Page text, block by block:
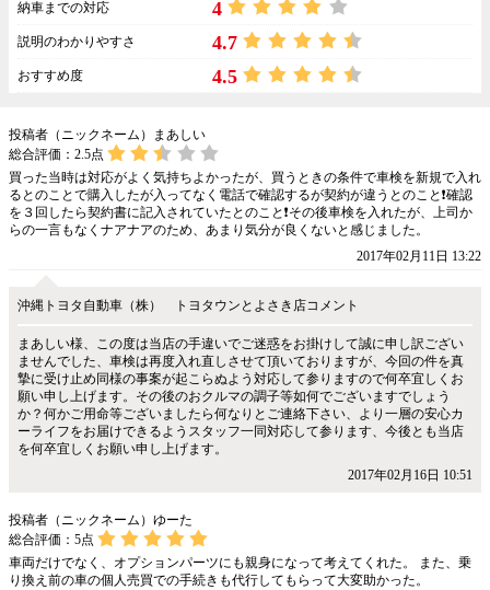
納車までの対応 4
説明のわかりやすさ 4.7
おすすめ度 4.5
投稿者（ニックネーム）まあしい
総合評価： 2.5点
買った当時は対応がよく気持ちよかったが、買うときの条件で車検を新規で入れ
るとのことで購入したが入ってなく電話で確認するが契約が違うとのこと❗確認
を３回したら契約書に記入されていたとのこと❗その後車検を入れたが、上司か
らの一言もなくナアナアのため、あまり気分が良くないと感じました。
2017年02月11日 13:22
沖縄トヨタ自動車（株） トヨタウンとよさき店コメント
まあしい様、この度は当店の手違いでご迷惑をお掛けして誠に申し訳ござい
ませんでした、車検は再度入れ直しさせて頂いておりますが、今回の件を真
摯に受け止め同様の事案が起こらぬよう対応して参りますので何卒宜しくお
願い申し上げます。その後のおクルマの調子等如何でございますでしょう
か？何かご用命等ございましたら何なりとご連絡下さい、より一層の安心カ
ーライフをお届けできるようスタッフ一同対応して参ります、今後とも当店
を何卒宜しくお願い申し上げます。
2017年02月16日 10:51
投稿者（ニックネーム）ゆーた
総合評価： 5点
車両だけでなく、オプションパーツにも親身になって考えてくれた。 また、乗
り換え前の車の個人売買での手続きも代行してもらって大変助かった。